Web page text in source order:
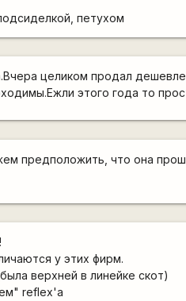
петухом
целиком продал
этого года то
предположить, что она
у этих фирм.
верхней в линейке скот)
reflex'a